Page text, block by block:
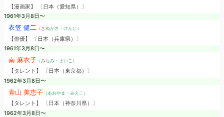
【漫画家】 〔日本（愛知県）〕
1961年3月8日〜
衣笠 健二 （きぬがさ・けんじ）
【俳優】 〔日本（兵庫県）〕
1961年3月8日〜
南 麻衣子（みなみ・まいこ）
【タレント】 〔日本（東京都）〕
1962年3月8日〜
青山 美恵子（あおやま・みえこ）
【タレント】 〔日本（神奈川県）〕
1962年3月8日〜